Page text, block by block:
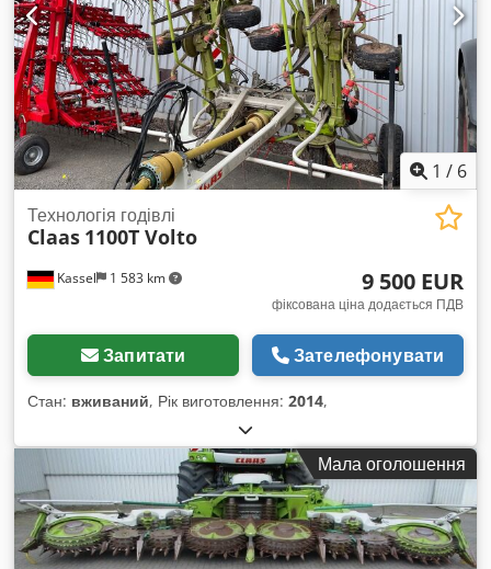
1 / 6
Kassel 1 583 km
Технологія годівлі
Claas 1100T Volto
9 500 EUR
фіксована ціна додається ПДВ
Запитати Зателефонувати
Стан: вживаний, Рік виготовлення: 2014,
Мала оголошення